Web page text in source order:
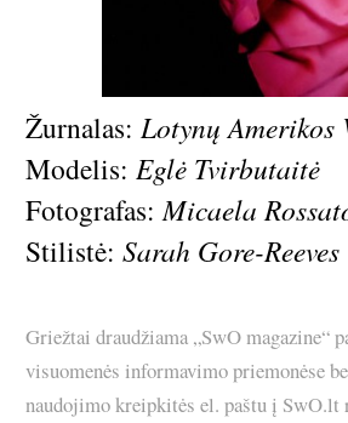
Žurnalas: Lotynų Amerikos
Modelis: Eglė Tvirbutaitė
Fotografas:Micaela
Stilistė: Sarah Gore-Reeves
Griežtai draudžiama „SwO magazine“
visuomenės informavimo priemonėse
naudojimo kreipkitės el. paštu į